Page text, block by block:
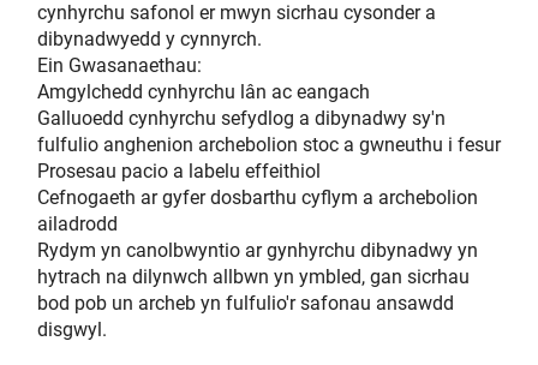
cynhyrchu safonol er mwyn sicrhau cysonder a
dibynadwyedd y cynnyrch.
Ein Gwasanaethau:
Amgylchedd cynhyrchu lân ac eangach
Galluoedd cynhyrchu sefydlog a dibynadwy sy'n
fulfulio anghenion archebolion stoc a gwneuthu i fesur
Prosesau pacio a labelu effeithiol
Cefnogaeth ar gyfer dosbarthu cyflym a archebolion
ailadrodd
Rydym yn canolbwyntio ar gynhyrchu dibynadwy yn
hytrach na dilynwch allbwn yn ymbled, gan sicrhau
bod pob un archeb yn fulfulio'r safonau ansawdd
disgwyl.